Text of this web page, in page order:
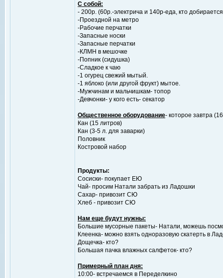
С собой:
- 200р. (60р.-электрича и 140р-еда, кто
-Проездной на метро
-Рабочие перчатки
-Запасные носки
-Запасные перчатки
-КЛМН в мешочке
-Попник (сидушка)
-Сладкое к чаю
-1 огурец свежий мытый.
-1 яблоко (или другой фрукт) мытое.
-Мужчинам и мальчишкам- топор
-Девчонки- у кого есть- секатор
Общественное оборудование- которое завтра
Кан (15 литров)
Кан (3-5 л. для заварки)
Половник
Костровой набор
Продукты:
Сосиски- покупает ЕЮ
Чай- просим Натали забрать из Ладошки
Сахар- привозит СЮ
Хлеб - привозит СЮ
Нам еще будут нужны:
Большие мусорные пакеты- Натали, можешь
Клеенка- можно взять одноразовую скатерть в
Дощечка- кто?
Большая пачка влажных салфеток- кто?
Примерный план дня:
10:00- встречаемся в Переделкино